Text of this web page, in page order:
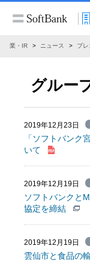
企業・IR ニュース プレ
グルー
2019年12月23日
「ソフトバンク
いて
2019年12月19日
ソフトバンクと
協定を締結
2019年12月19日
雲仙市と食品の